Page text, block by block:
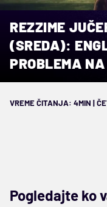
REZZIME
(SREDA):
PROBLEMA
VREME ČITANJA: 4MIN |
Pogledajte ko